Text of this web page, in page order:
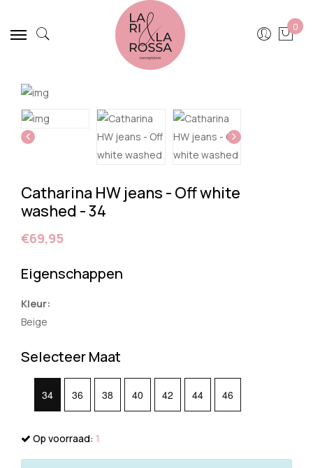
0
Catharina HW jeans - Off white
washed - 34
€69,95
Eigenschappen
Kleur:
Beige
Selecteer Maat
34 36 38 40 42 44 46
Op voorraad: 1